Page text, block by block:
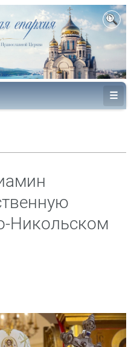
Никольском